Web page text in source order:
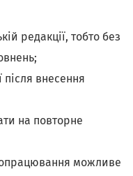
редакції, тобто без
після внесення
на повторне
можливе